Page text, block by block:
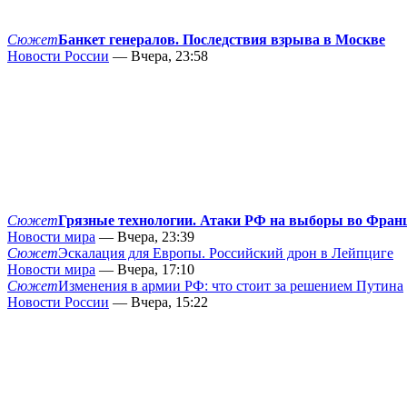
СюжетБанкет генералов. Последствия взрыва в Москве
Новости России — Вчера, 23:58
СюжетГрязные технологии. Атаки РФ на выборы во
Новости мира — Вчера, 23:39
СюжетЭскалация для Европы. Российский дрон в Лейпциге
Новости мира — Вчера, 17:10
СюжетИзменения в армии РФ: что стоит за решением Путина
Новости России — Вчера, 15:22